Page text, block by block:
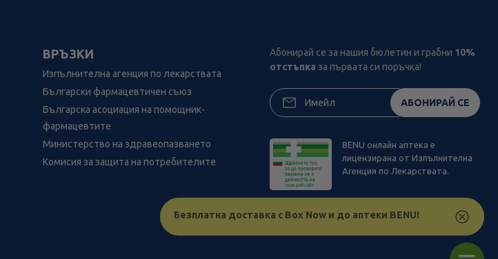
Безплатна доставка с Box Now и до аптеки BENU!
ВРЪЗКИ
Изпълнителна агенция по лекарствата
Български фармацевтичен съюз
Българска асоциация на помощник-
фармацевтите
Министерство на здравеопазването
Комисия за защита на потребителите
Абонирай се за нашия бюлетин и грабни 10%
отстъпка за първата си поръчка!
АБОНИРАЙ СЕ
BENU онлайн аптека е
лицензирана от Изпълнителна
Агенция по Лекарствата.